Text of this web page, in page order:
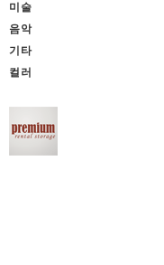
미술
음악
기타
컬러